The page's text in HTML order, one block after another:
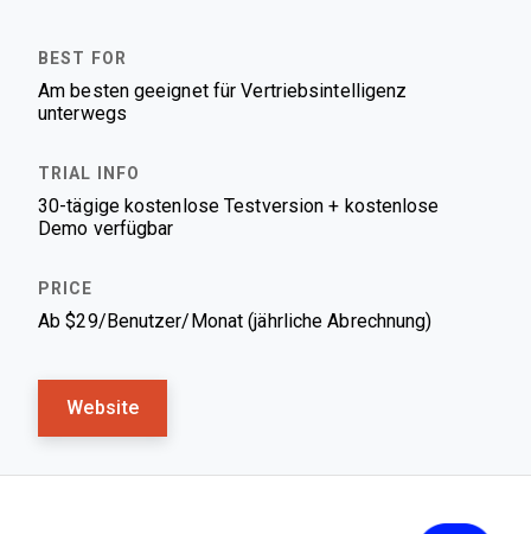
Am besten geeignet für Vertriebsintelligenz
unterwegs
30-tägige kostenlose Testversion + kostenlose
Demo verfügbar
Ab $29/Benutzer/Monat (jährliche Abrechnung)
Website